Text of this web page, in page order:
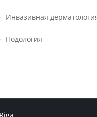
Инвазивная
Подология